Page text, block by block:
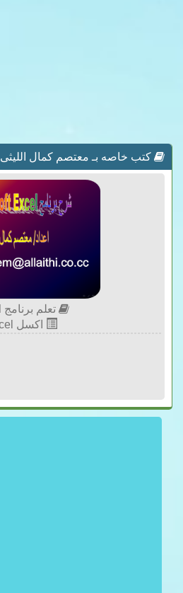
كتب خاصه بـ معتصم كمال الليثى
تعلم برنامج Excel
اكسل Excel